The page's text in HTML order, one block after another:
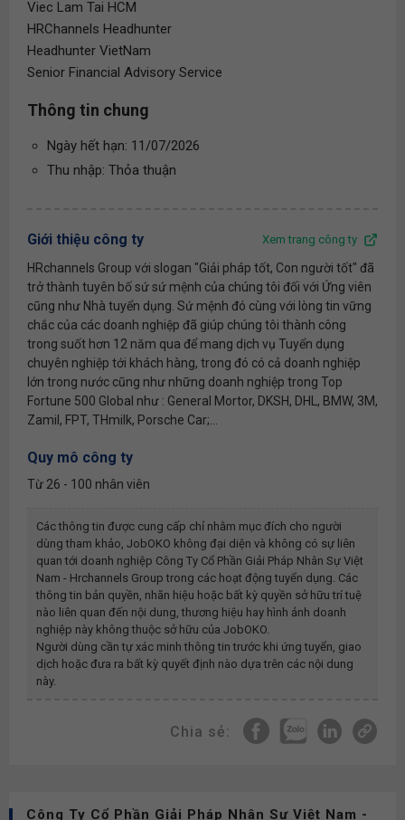
Viec Lam Tai HCM
HRChannels Headhunter
Headhunter VietNam
Senior Financial Advisory Service
Thông tin chung
Ngày hết hạn: 11/07/2026
Thu nhập: Thỏa thuận
Giới thiệu công ty Xem trang công ty
HRchannels Group với slogan "Giải pháp tốt, Con người tốt" đã
trở thành tuyên bố sứ sứ mệnh của chúng tôi đối với Ứng viên
cũng như Nhà tuyển dụng. Sứ mệnh đó cùng với lòng tin vững
chắc của các doanh nghiệp đã giúp chúng tôi thành công
trong suốt hơn 12 năm qua để mang dịch vụ Tuyển dụng
chuyên nghiệp tới khách hàng, trong đó có cả doanh nghiệp
lớn trong nước cũng như những doanh nghiệp trong Top
Fortune 500 Global như : General Mortor, DKSH, DHL, BMW, 3M,
Zamil, FPT, THmilk, Porsche Car;...
Quy mô công ty
Từ 26 - 100 nhân viên
Các thông tin được cung cấp chỉ nhằm mục đích cho người
dùng tham khảo, JobOKO không đại diện và không có sự liên
quan tới doanh nghiệp Công Ty Cổ Phần Giải Pháp Nhân Sự Việt
Nam - Hrchannels Group trong các hoạt động tuyển dụng. Các
thông tin bản quyền, nhãn hiệu hoặc bất kỳ quyền sở hữu trí tuệ
nào liên quan đến nội dung, thương hiệu hay hình ảnh doanh
nghiệp này không thuộc sở hữu của JobOKO.
Người dùng cần tự xác minh thông tin trước khi ứng tuyển, giao
dịch hoặc đưa ra bất kỳ quyết định nào dựa trên các nội dung
này.
Chia sẻ:
Công Ty Cổ Phần Giải Pháp Nhân Sự Việt Nam -